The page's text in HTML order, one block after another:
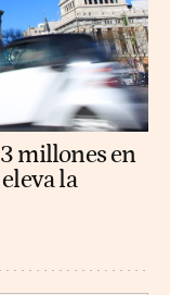
millones en
la